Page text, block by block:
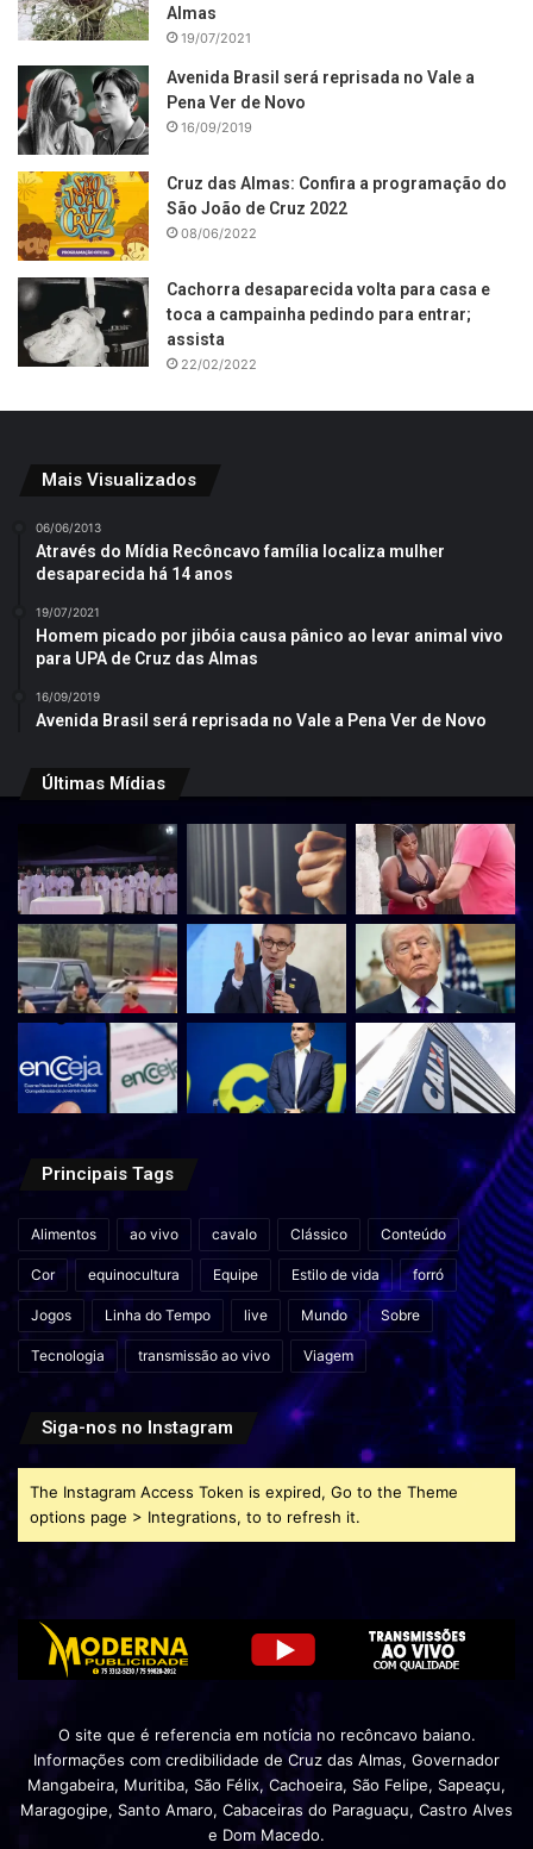
Almas
19/07/2021
Avenida Brasil será reprisada no Vale a
Pena Ver de Novo
16/09/2019
Cruz das Almas: Confira a programação do
São João de Cruz 2022
08/06/2022
Cachorra desaparecida volta para casa e
toca a campainha pedindo para entrar;
assista
22/02/2022
Mais Visualizados
06/06/2013
Através do Mídia Recôncavo família localiza mulher
desaparecida há 14 anos
19/07/2021
Homem picado por jibóia causa pânico ao levar animal vivo
para UPA de Cruz das Almas
16/09/2019
Avenida Brasil será reprisada no Vale a Pena Ver de Novo
Últimas Mídias
Principais Tags
Alimentos ao vivo cavalo Clássico Conteúdo
Cor equinocultura Equipe Estilo de vida forró
Jogos Linha do Tempo live Mundo Sobre
Tecnologia transmissão ao vivo Viagem
Siga-nos no Instagram
The Instagram Access Token is expired, Go to the Theme
options page > Integrations, to to refresh it.
O site que é referencia em notícia no recôncavo baiano.
Informações com credibilidade de Cruz das Almas, Governador
Mangabeira, Muritiba, São Félix, Cachoeira, São Felipe, Sapeaçu,
Maragogipe, Santo Amaro, Cabaceiras do Paraguaçu, Castro Alves
e Dom Macedo.